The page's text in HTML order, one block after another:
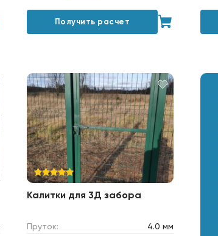
Получить расчет
Калитки для 3Д забора
Пруток:
4.0 мм